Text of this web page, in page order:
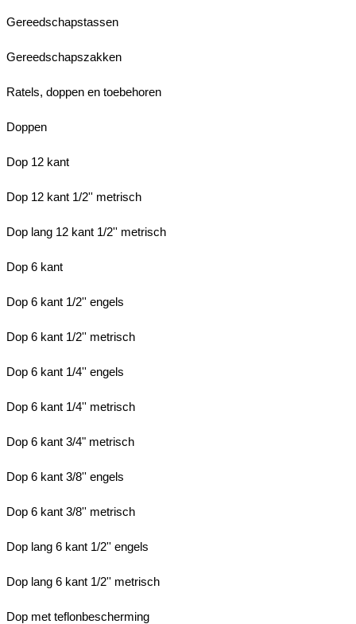
Gereedschapstassen
Gereedschapszakken
Ratels, doppen en toebehoren
Doppen
Dop 12 kant
Dop 12 kant 1/2'' metrisch
Dop lang 12 kant 1/2'' metrisch
Dop 6 kant
Dop 6 kant 1/2'' engels
Dop 6 kant 1/2'' metrisch
Dop 6 kant 1/4'' engels
Dop 6 kant 1/4'' metrisch
Dop 6 kant 3/4" metrisch
Dop 6 kant 3/8'' engels
Dop 6 kant 3/8'' metrisch
Dop lang 6 kant 1/2'' engels
Dop lang 6 kant 1/2'' metrisch
Dop met teflonbescherming